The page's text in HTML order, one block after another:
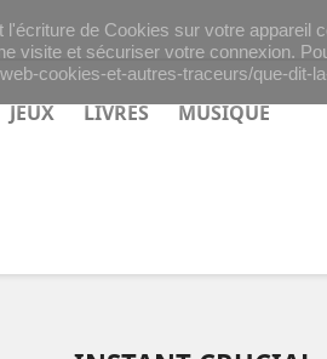
de Cookies sur votre
visite et sécuriser votre connexion.
cookies-et-autres-traceurs/que-dit-
JEUX LIVRES MUSIQUE